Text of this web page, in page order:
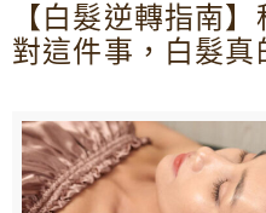
【白髮逆轉指南
對這件事，白髮真